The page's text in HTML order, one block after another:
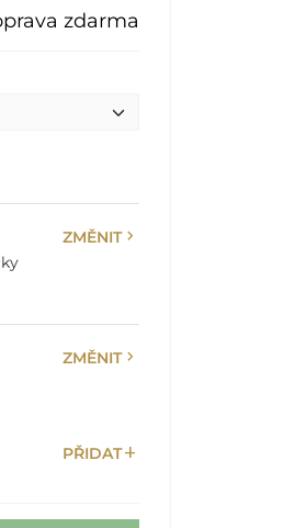
zdarma
ZMĚNITchevron_right
ZMĚNITchevron_right
PŘIDATadd